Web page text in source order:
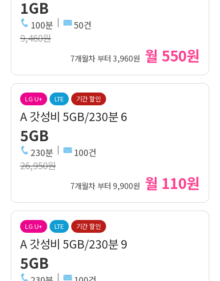
1GB
100분 50건
9,460원
7개월차 부터 3,960원 월 550원
LG U+ LTE 기간 할인
A 갓성비 5GB/230분 6
5GB
230분 100건
26,950원
7개월차 부터 9,900원 월 110원
LG U+ LTE 기간 할인
A 갓성비 5GB/230분 9
5GB